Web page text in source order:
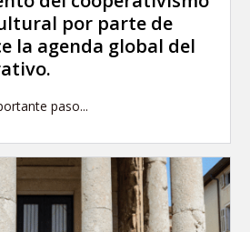
por parte de
la agenda global del
paso...